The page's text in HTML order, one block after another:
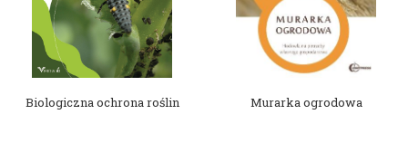
Biologiczna ochrona roślin Murarka ogrodowa